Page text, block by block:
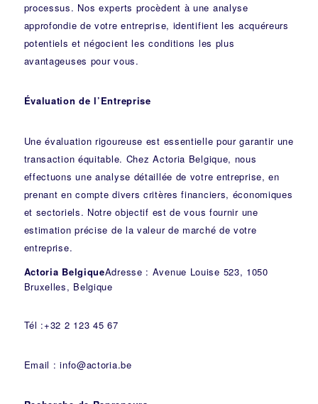
processus. Nos experts procèdent à une analyse
approfondie de votre entreprise, identifient les acquéreurs
potentiels et négocient les conditions les plus
avantageuses pour vous.
Évaluation de l’Entreprise
Une évaluation rigoureuse est essentielle pour garantir une
transaction équitable. Chez Actoria Belgique, nous
effectuons une analyse détaillée de votre entreprise, en
prenant en compte divers critères financiers, économiques
et sectoriels. Notre objectif est de vous fournir une
estimation précise de la valeur de marché de votre
entreprise.
Actoria BelgiqueAdresse : Avenue Louise 523, 1050
Bruxelles, Belgique
Tél :+32 2 123 45 67
Email : info@actoria.be